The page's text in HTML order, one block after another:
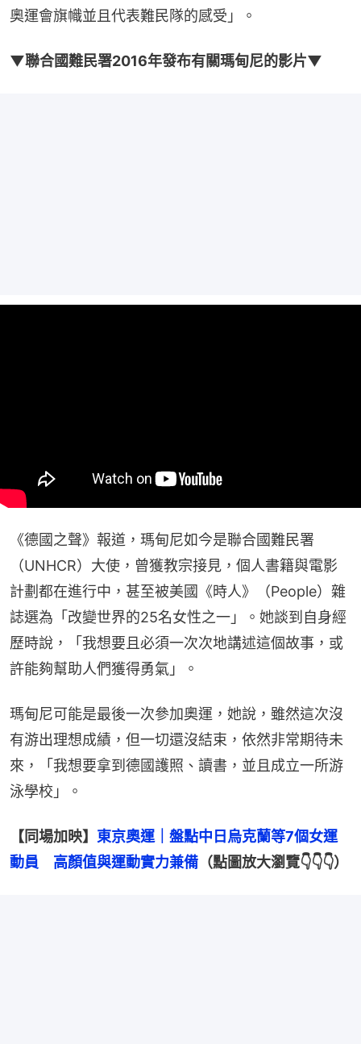
奧運會旗幟並且代表難民隊的感受」。
▼聯合國難民署2016年發布有關瑪甸尼的影片▼
《德國之聲》報道，瑪甸尼如今是聯合國難民署
（UNHCR）大使，曾獲教宗接見，個人書籍與電影
計劃都在進行中，甚至被美國《時人》（People）雜
誌選為「改變世界的25名女性之一」。她談到自身經
歷時說，「我想要且必須一次次地講述這個故事，或
許能夠幫助人們獲得勇氣」。
瑪甸尼可能是最後一次參加奧運，她說，雖然這次沒
有游出理想成績，但一切還沒結束，依然非常期待未
來，「我想要拿到德國護照、讀書，並且成立一所游
泳學校」。
【同場加映】 東京奧運｜盤點中日烏克蘭等7個女運
動員　高顏值與運動實力兼備 （點圖放大瀏覽👇👇👇）